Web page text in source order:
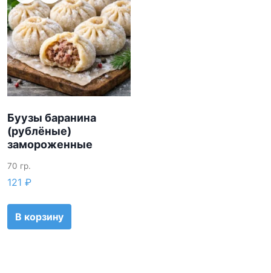
Буузы баранина
(рублёные)
замороженные
70 гр.
121 ₽
В корзину